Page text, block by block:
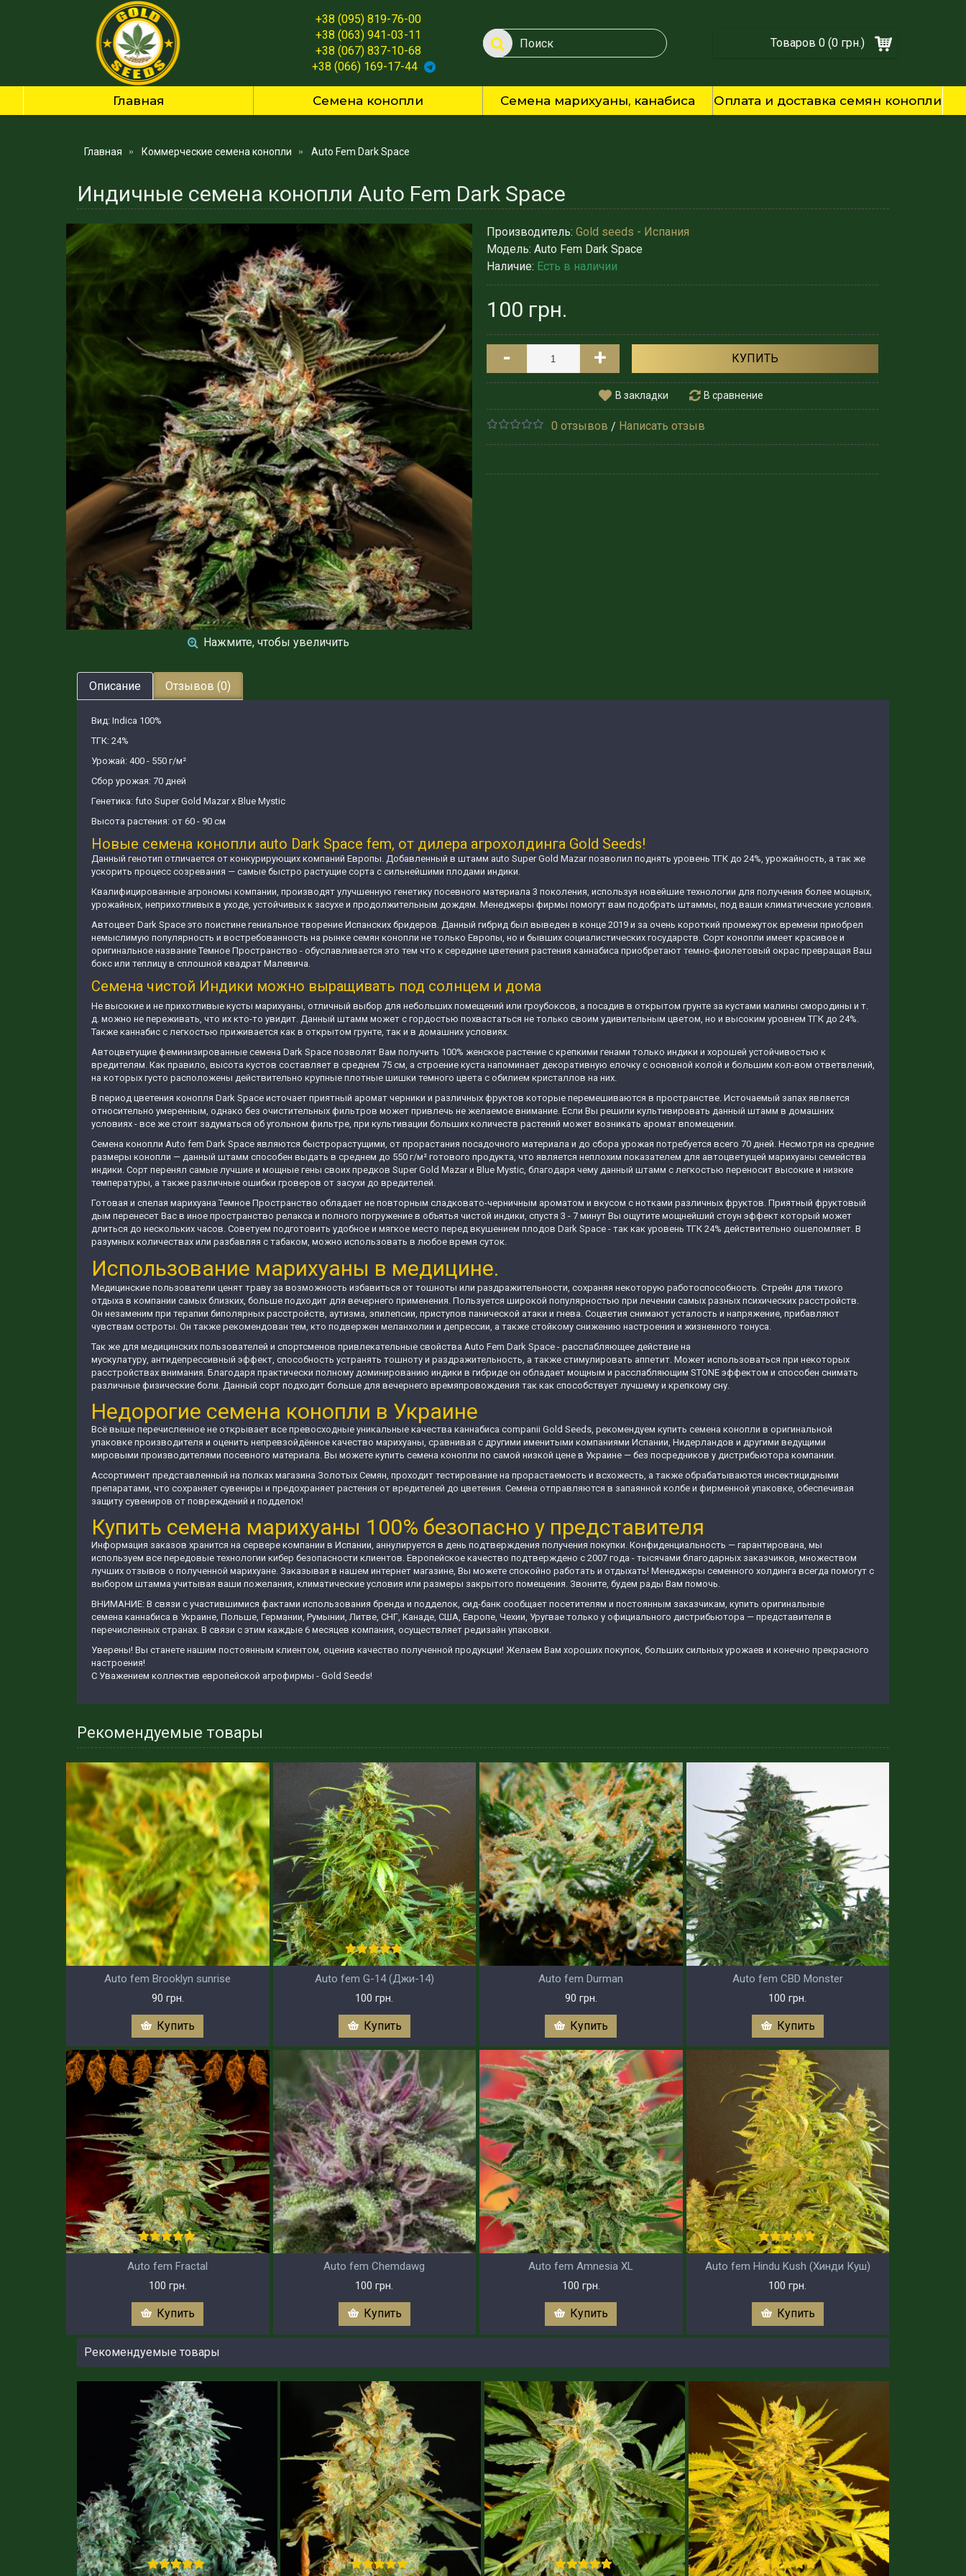
+38 (095) 819-76-00
+38 (063) 941-03-11
+38 (067) 837-10-68
+38 (066) 169-17-44
Товаров 0 (0 грн.)
Главная Семена конопли Семена марихуаны, канабиса Оплата и доставка семян конопли
Главная Коммерческие семена конопли Auto Fem Dark Space
Индичные семена конопли Auto Fem Dark Space
Нажмите, чтобы увеличить
Производитель: Gold seeds - Испания
Модель: Auto Fem Dark Space
Наличие: Есть в наличии
100 грн.
-
+ КУПИТЬ
В закладки В сравнение
0 отзывов / Написать отзыв
Описание Отзывов (0)
Вид: Indica 100%
ТГК: 24%
Урожай: 400 - 550 г/м²
Сбор урожая: 70 дней
Генетика: futo Super Gold Mazar x Blue Mystic
Высота растения: от 60 - 90 см
Новые семена конопли auto Dark Space fem, от дилера агрохолдинга Gold Seeds!
Данный генотип отличается от конкурирующих компаний Европы. Добавленный в штамм аuto Super Gold Mazar позволил поднять уровень ТГК до 24%, урожайность, а так же
ускорить процесс созревания — самые быстро растущие сорта с сильнейшими плодами индики.
Квалифицированные агрономы компании, производят улучшенную генетику посевного материала 3 поколения, используя новейшие технологии для получения более мощных,
урожайных, неприхотливых в уходе, устойчивых к засухе и продолжительным дождям. Менеджеры фирмы помогут вам подобрать штаммы, под ваши климатические условия.
Автоцвет Dark Space это поистине гениальное творение Испанских бридеров. Данный гибрид был выведен в конце 2019 и за очень короткий промежуток времени приобрел
немыслимую популярность и востребованность на рынке семян конопли не только Европы, но и бывших социалистических государств. Сорт конопли имеет красивое и
оригинальное название Темное Пространство - обуславливается это тем что к середине цветения растения каннабиса приобретают темно-фиолетовый окрас превращая Ваш
бокс или теплицу в сплошной квадрат Малевича.
Семена чистой Индики можно выращивать под солнцем и дома
Не высокие и не прихотливые кусты марихуаны, отличный выбор для небольших помещений или гроубоксов, а посадив в открытом грунте за кустами малины смородины и т.
д. можно не переживать, что их кто-то увидит. Данный штамм может с гордостью похвастаться не только своим удивительным цветом, но и высоким уровнем ТГК до 24%.
Также каннабис с легкостью приживается как в открытом грунте, так и в домашних условиях.
Автоцветущие феминизированные семена Dark Space позволят Вам получить 100% женское растение с крепкими генами только индики и хорошей устойчивостью к
вредителям. Как правило, высота кустов составляет в среднем 75 см, а строение куста напоминает декоративную елочку с основной колой и большим кол-вом ответвлений,
на которых густо расположены действительно крупные плотные шишки темного цвета с обилием кристаллов на них.
В период цветения конопля Dark Space источает приятный аромат черники и различных фруктов которые перемешиваются в пространстве. Источаемый запах является
относительно умеренным, однако без очистительных фильтров может привлечь не желаемое внимание. Если Вы решили культивировать данный штамм в домашних
условиях - все же стоит задуматься об угольном фильтре, при культивации больших количеств растений может возникать аромат впомещении.
Семена конопли Auto fem Dark Space являются быстрорастущими, от прорастания посадочного материала и до сбора урожая потребуется всего 70 дней. Несмотря на средние
размеры конопли — данный штамм способен выдать в среднем до 550 г/м² готового продукта, что является неплохим показателем для автоцветущей марихуаны семейства
индики. Сорт перенял самые лучшие и мощные гены своих предков Super Gold Mazar и Blue Mystic, благодаря чему данный штамм с легкостью переносит высокие и низкие
температуры, а также различные ошибки гроверов от засухи до вредителей.
Готовая и спелая марихуана Темное Пространство обладает не повторным сладковато-черничным ароматом и вкусом с нотками различных фруктов. Приятный фруктовый
дым перенесет Вас в иное пространство релакса и полного погружение в объятья чистой индики, спустя 3 - 7 минут Вы ощутите мощнейший стоун эффект который может
длиться до нескольких часов. Советуем подготовить удобное и мягкое место перед вкушением плодов Dark Space - так как уровень ТГК 24% действительно ошеломляет. В
разумных количествах или разбавляя с табаком, можно использовать в любое время суток.
Использование марихуаны в медицине.
Медицинские пользователи ценят траву за возможность избавиться от тошноты или раздражительности, сохраняя некоторую работоспособность. Стрейн для тихого
отдыха в компании самых близких, больше подходит для вечернего применения. Пользуется широкой популярностью при лечении самых разных психических расстройств.
Он незаменим при терапии биполярных расстройств, аутизма, эпилепсии, приступов панической атаки и гнева. Соцветия снимают усталость и напряжение, прибавляют
чувствам остроты. Он также рекомендован тем, кто подвержен меланхолии и депрессии, а также стойкому снижению настроения и жизненного тонуса.
Так же для медицинских пользователей и спортсменов привлекательные свойства Auto Fem Dark Space - расслабляющее действие на
мускулатуру, антидепрессивный эффект, способность устранять тошноту и раздражительность, а также стимулировать аппетит. Может использоваться при некоторых
расстройствах внимания. Благодаря практически полному доминированию индики в гибриде он обладает мощным и расслабляющим STONE эффектом и способен снимать
различные физические боли. Данный сорт подходит больше для вечернего времяпровождения так как способствует лучшему и крепкому сну.
Недорогие семена конопли в Украине
Всё выше перечисленное не открывает все превосходные уникальные качества каннабиса companii Gold Seeds, рекомендуем купить семена конопли в оригинальной
упаковке производителя и оценить непревзойдённое качество марихуаны, сравнивая с другими именитыми компаниями Испании, Нидерландов и другими ведущими
мировыми производителями посевного материала. Вы можете купить семена конопли по самой низкой цене в Украине — без посредников у дистрибьютора компании.
Ассортимент представленный на полках магазина Золотых Семян, проходит тестирование на прорастаемость и всхожесть, а также обрабатываются инсектицидными
препаратами, что сохраняет сувениры и предохраняет растения от вредителей до цветения. Семена отправляются в запаянной колбе и фирменной упаковке, обеспечивая
защиту сувениров от повреждений и подделок!
Купить семена марихуаны 100% безопасно у представителя
Информация заказов хранится на сервере компании в Испании, аннулируется в день подтверждения получения покупки. Конфиденциальность — гарантирована, мы
используем все передовые технологии кибер безопасности клиентов. Европейское качество подтверждено с 2007 года - тысячами благодарных заказчиков, множеством
лучших отзывов о полученной марихуане. Заказывая в нашем интернет магазине, Вы можете спокойно работать и отдыхать! Менеджеры семенного холдинга всегда помогут с
выбором штамма учитывая ваши пожелания, климатические условия или размеры закрытого помещения. Звоните, будем рады Вам помочь.
ВНИМАНИЕ: В связи с участившимися фактами использования бренда и подделок, сид-банк сообщает посетителям и постоянным заказчикам, купить оригинальные
семена каннабиса в Украине, Польше, Германии, Румынии, Литве, СНГ, Канаде, США, Европе, Чехии, Уругвае только у официального дистрибьютора — представителя в
перечисленных странах. В связи с этим каждые 6 месяцев компания, осуществляет редизайн упаковки.
Уверены! Вы станете нашим постоянным клиентом, оценив качество полученной продукции! Желаем Вам хороших покупок, больших сильных урожаев и конечно прекрасного
настроения!
С Уважением коллектив европейской агрофирмы - Gold Seeds!
Рекомендуемые товары
Auto fem Brooklyn sunrise
90 грн.
Купить
Auto fem G-14 (Джи-14)
100 грн.
Купить
Auto fem Durman
90 грн.
Купить
Auto fem CBD Monster
100 грн.
Купить
Auto fem Fractal
100 грн.
Купить
Auto fem Chemdawg
100 грн.
Купить
Auto fem Amnesia XL
100 грн.
Купить
Auto fem Hindu Kush (Хинди Куш)
100 грн.
Купить
Рекомендуемые товары